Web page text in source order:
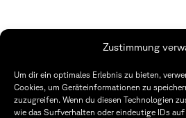
Zustimmung
Um dir ein optimales Erlebnis zu bieten,
Cookies, um Geräteinformationen zu
zuzugreifen. Wenn du diesen Technologien
wie das Surfverhalten oder eindeutige IDs
THWS | Fakultät Gestaltung
Technische Hochschule
Würzburg-Schweinfurt
Sanderheinrichsleitenweg 20
Montag
8:30 –